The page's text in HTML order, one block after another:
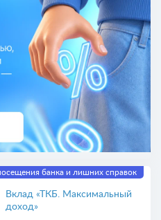
банка и лишних справок
Вклад «ТКБ. Максимальный
доход»